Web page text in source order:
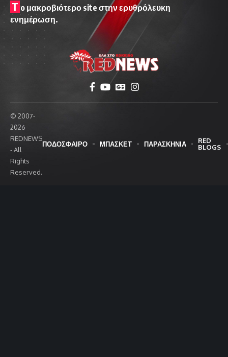
T o μακροβιότερο site στην ερυθρόλευκη
ενημέρωση.
© 2007-
2026
REDNEWS
- All
Rights
Reserved.
ΠΟΔΟΣΦΑΙΡΟ ΜΠΑΣΚΕΤ ΠΑΡΑΣΚΗΝΙΑ
RED
BLOGS